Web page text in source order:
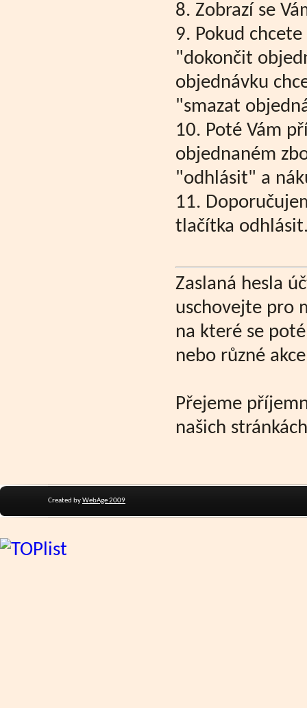
8. Zobrazí se
9. Pokud
"dokončit
objednávku
"smazat
10. Poté Vám
objednaném
"odhlásit" a
11.
tlačítka
Zaslaná hesla
uschovejte pro
na které se
nebo různé
Přejeme
našich
Created byWebAge 2009